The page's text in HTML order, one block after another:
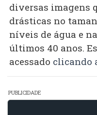
diversas imagens
drásticas no
níveis de água e
últimos 40 anos.
acessado clicando
PUBLICIDADE